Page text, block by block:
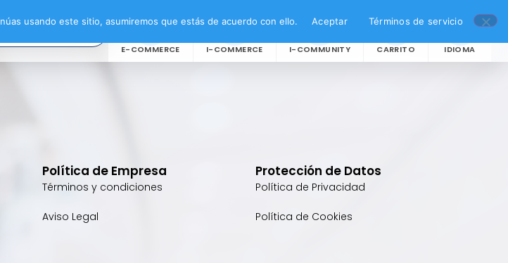
E-COMMERCE I-COMMERCE I-COMMUNITY CARRITO IDIOMA
Política de Empresa
Términos y condiciones
Aviso Legal
Protección de Datos
Política de Privacidad
Política de Cookies
usando este sitio, asumiremos que estás de acuerdo con ello. Aceptar Términos de servicio